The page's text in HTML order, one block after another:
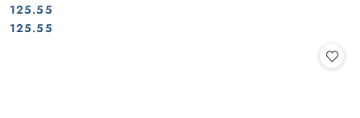
Cena:
125.55
Cena:
125.55